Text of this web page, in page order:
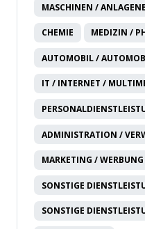
MASCHINEN /
CHEMIE MEDIZIN /
AUTOMOBIL /
IT / INTERNET /
ADMINISTRATION /
MARKETING /
SONSTIGE
SONSTIGE